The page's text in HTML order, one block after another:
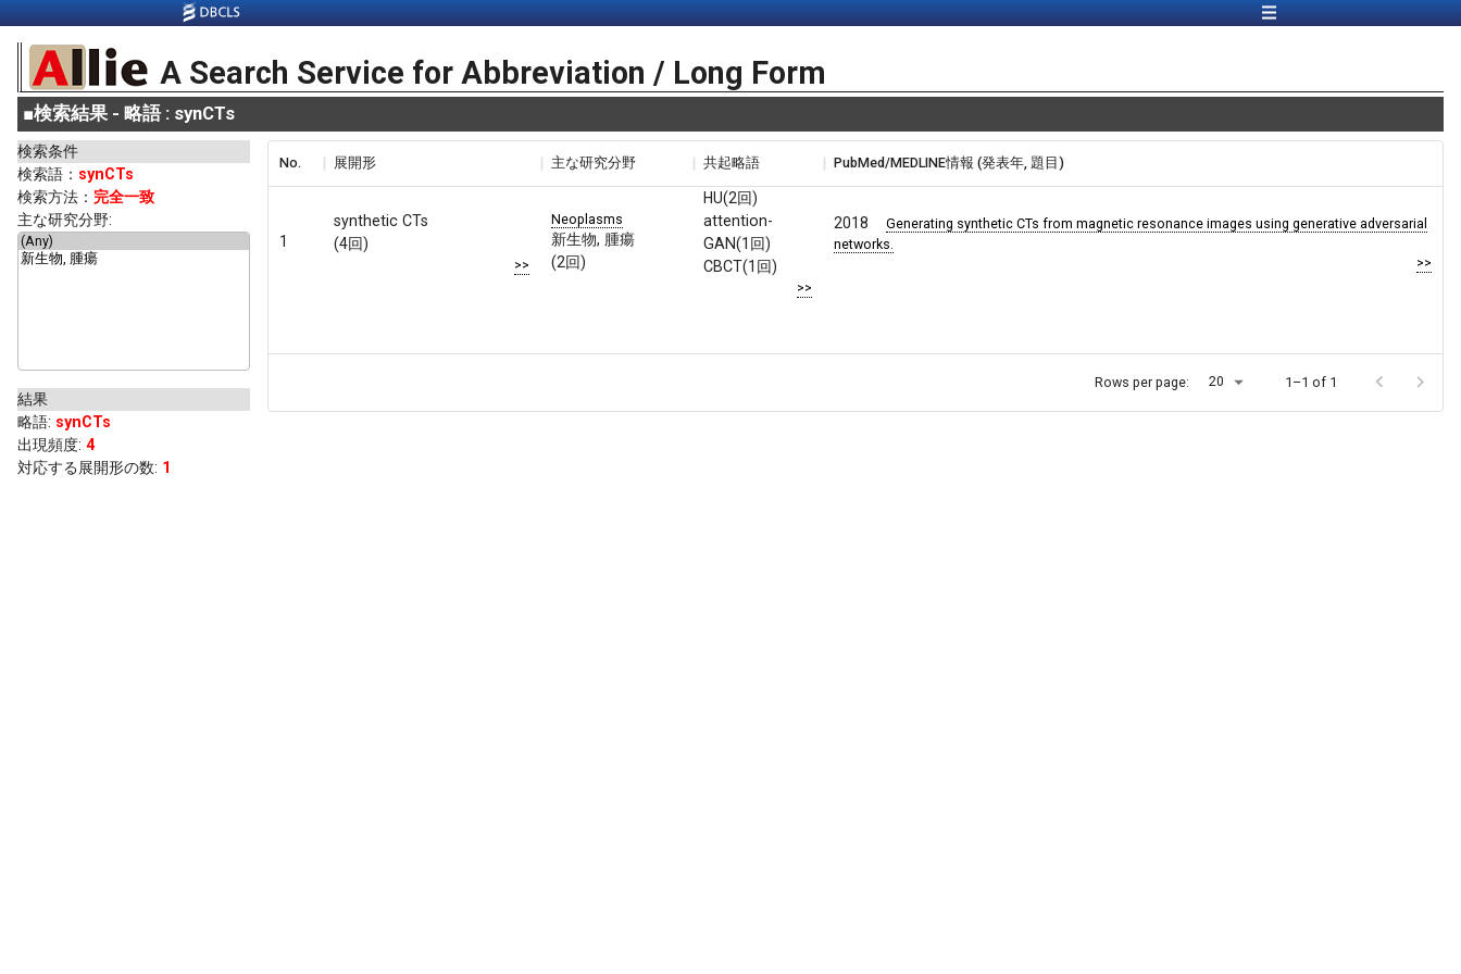
A Search Service for Abbreviation / Long Form
■検索結果 - 略語 : synCTs
検索条件
検索語： synCTs
検索方法： 完全一致
主な研究分野:
結果
略語: synCTs
出現頻度: 4
対応する展開形の数: 1
No. 展開形 主な研究分野 共起略語 PubMed/MEDLINE情報 (発表年, 題目)
1
synthetic CTs
(4回)
>>
Neoplasms
新生物, 腫瘍
(2回)
HU(2回)
attention-
GAN(1回)
CBCT(1回)
>>
2018
Generating synthetic CTs from magnetic resonance images using generative adversarial
networks.
>>
Rows per page: 20 1–1 of 1